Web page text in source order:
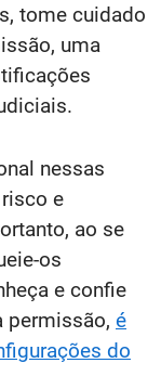
tome cuidado
uma
nessas
e
ao se
os
e confie
permissão, é
do